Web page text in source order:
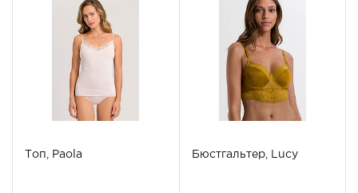
Топ, Paola Бюстгальтер, Lucy